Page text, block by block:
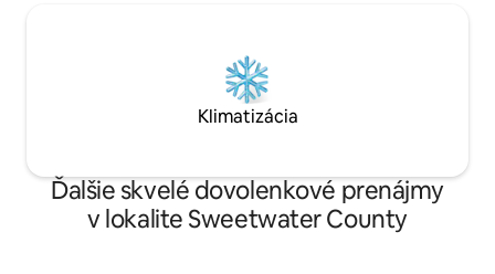
Klimatizácia
Ďalšie skvelé dovolenkové prenájmy
v lokalite Sweetwater County